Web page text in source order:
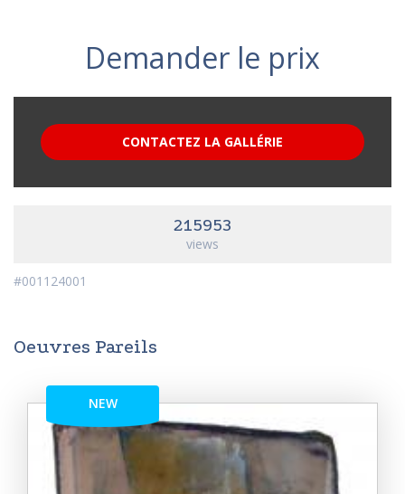
Demander le prix
CONTACTEZ LA GALLÉRIE
215953
views
#001124001
Oeuvres Pareils
NEW